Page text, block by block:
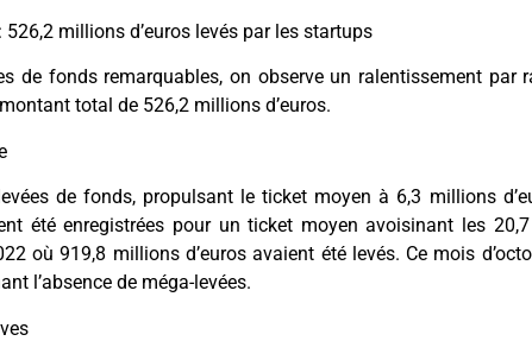
millions d’euros levés par les startups
de fonds remarquables, on observe un ralentissement par
total de 526,2 millions d’euros.
de fonds, propulsant le ticket moyen à 6,3 millions
été enregistrées pour un ticket moyen avoisinant les 20,7
où 919,8 millions d’euros avaient été levés. Ce mois
l’absence de méga-levées.